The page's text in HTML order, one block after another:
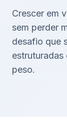
Crescer em
sem perder
desafio que
peso.